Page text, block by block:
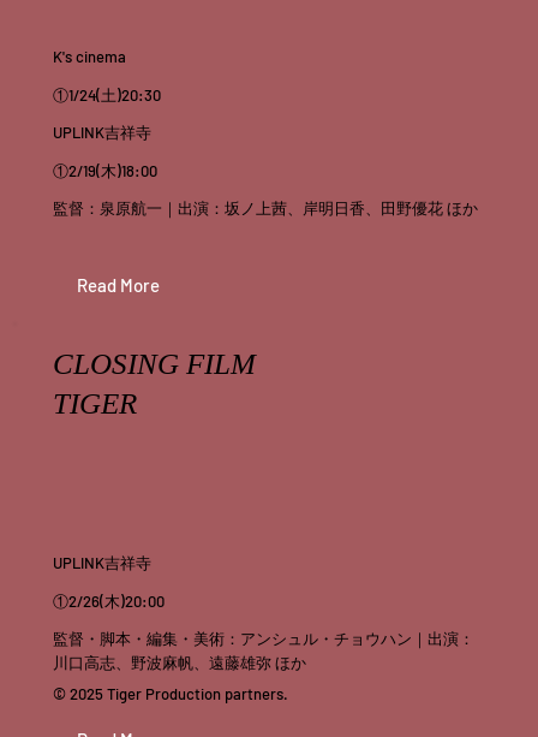
K's cinema
①1/24(土)20:30
UPLINK吉祥寺
①2/19(木)18:00
監督：泉原航一｜出演：坂ノ上茜、岸明日香、田野優花 ほか
Read More
CLOSING FILM
TIGER
UPLINK吉祥寺
①2/26(木)20:00
監督・脚本・編集・美術：アンシュル・チョウハン｜出演：
川口高志、野波麻帆、遠藤雄弥 ほか
© 2025 Tiger Production partners.